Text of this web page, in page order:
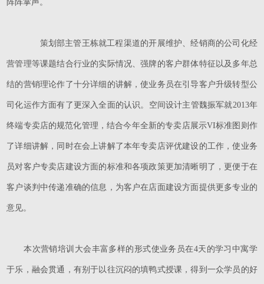
阵阵掌声。
策划部主管王栋就工程渠道的开展维护、经销商的公司化经
营管理等课题结合行业的实际情况、强牌的客户群体特征以及多年总
结的营销理论作了十分详细的讲解，使业务员在引导客户升级转型公
司化运作方面有了更深入全面的认识。空间设计主管魏振军就2013年
终端专卖店的规范化管理，结合今年全新的专卖店展示VI标准图则作
了详细讲解，同时在会上讲解了本年专卖店评优建设的工作，使业务
员对客户专卖店建设方面的标准和各项政策更加清晰明了，更便于在
客户谈判中传递准确的信息，为客户在店面建设方面提供更多专业的
意见。
本次营销培训大会丰富多样的形式使业务员在4天的学习中寓学
于乐，融会贯通，有别于以往沉闷的填鸭式授课，得到一众学员的好